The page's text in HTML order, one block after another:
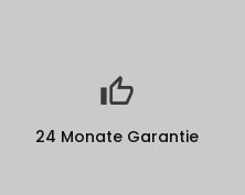
24 Monate Garantie